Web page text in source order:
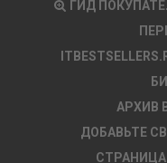
ГИД
АРХИВ
ДОБАВЬТЕ